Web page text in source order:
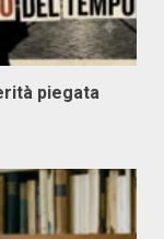
piegata